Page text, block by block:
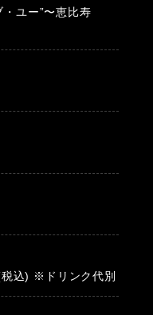
ユー”〜恵比寿
込) ※ドリンク代別